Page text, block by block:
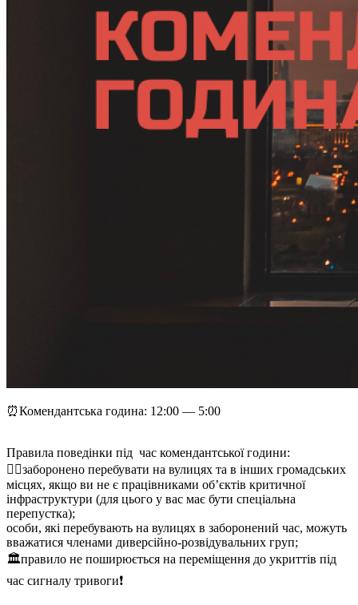
⏰Комендантська година: 12:00 — 5:00
Правила поведінки під час комендантської години:
🚶‍♂️заборонено перебувати на вулицях та в інших громадських
місцях, якщо ви не є працівниками об’єктів критичної
інфраструктури (для цього у вас має бути спеціальна
перепустка);
особи, які перебувають на вулицях в заборонений час, можуть
вважатися членами диверсійно-розвідувальних груп;
🏛правило не поширюється на переміщення до укриттів під
час сигналу тривоги❗️